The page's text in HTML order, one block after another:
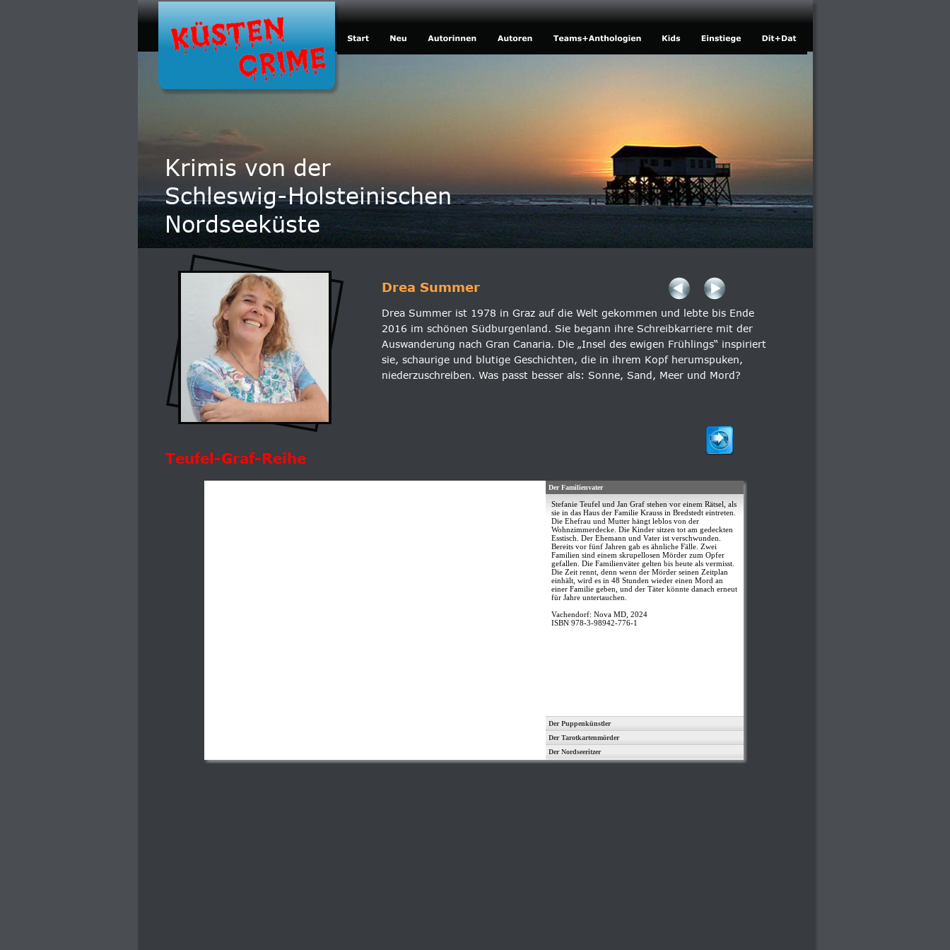
Krimis von der
Schleswig-Holsteinischen
Nordseeküste
Drea Summer
Drea Summer ist 1978 in Graz auf die Welt gekommen und lebte bis Ende
2016 im schönen Südburgenland. Sie begann ihre Schreibkarriere mit der
Auswanderung nach Gran Canaria. Die „Insel des ewigen Frühlings“ inspiriert
sie, schaurige und blutige Geschichten, die in ihrem Kopf herumspuken,
niederzuschreiben. Was passt besser als: Sonne, Sand, Meer und Mord?
Der Familienvater
Stefanie Teufel und Jan Graf stehen vor einem Rätsel, als
sie in das Haus der Familie Krauss in Bredstedt eintreten.
Die Ehefrau und Mutter hängt leblos von der
Wohnzimmerdecke. Die Kinder sitzen tot am gedeckten
Esstisch. Der Ehemann und Vater ist verschwunden.
Bereits vor fünf Jahren gab es ähnliche Fälle. Zwei
Familien sind einem skrupellosen Mörder zum Opfer
gefallen. Die Familienväter gelten bis heute als vermisst.
Die Zeit rennt, denn wenn der Mörder seinen Zeitplan
einhält, wird es in 48 Stunden wieder einen Mord an
einer Familie geben, und der Täter könnte danach erneut
für Jahre untertauchen.
Vachendorf: Nova MD, 2024
ISBN 978-3-98942-776-1
Der Puppenkünstler
Der Tarotkartenmörder
Der Nordseeritzer
Teufel-Graf-Reihe